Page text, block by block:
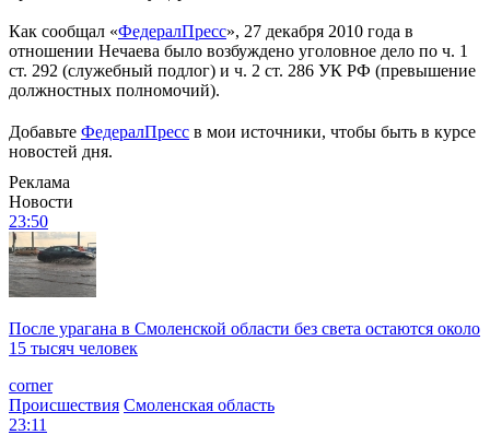
Как сообщал «ФедералПресс», 27 декабря 2010 года в
отношении Нечаева было возбуждено уголовное дело по ч. 1
ст. 292 (служебный подлог) и ч. 2 ст. 286 УК РФ (превышение
должностных полномочий).
Добавьте ФедералПресс в мои источники, чтобы быть в курсе
новостей дня.
Реклама
Новости
23:50
После урагана в Смоленской области без света остаются около
15 тысяч человек
corner
Происшествия Смоленская область
23:11